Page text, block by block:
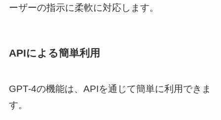
ーザーの指示に柔軟に対応します。
APIによる簡単利用
GPT-4の機能は、APIを通じて簡単に利用できま
す。